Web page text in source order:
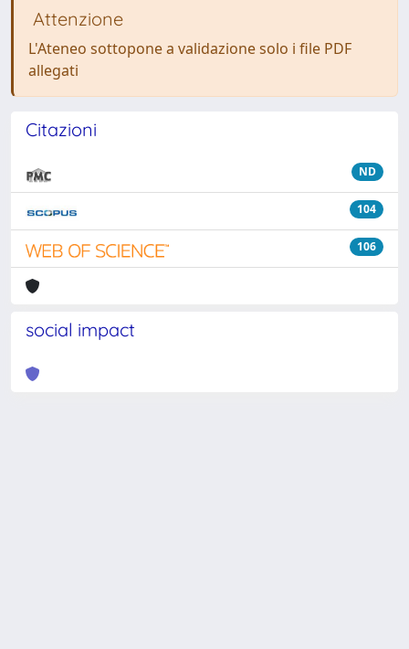
Attenzione
L'Ateneo sottopone a validazione solo i file PDF
allegati
Citazioni
ND
104
106
social impact